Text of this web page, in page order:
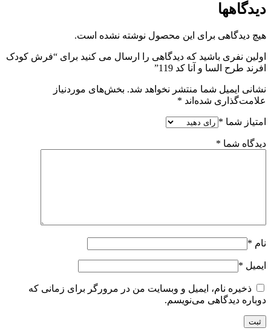
دیدگاهها
هیچ دیدگاهی برای این محصول نوشته نشده است.
اولین نفری باشید که دیدگاهی را ارسال می کنید برای “فرش کودک
افرند طرح السا و آنا کد 119”
نشانی ایمیل شما منتشر نخواهد شد. بخش‌های موردنیاز
علامت‌گذاری شده‌اند *
امتیاز شما *
دیدگاه شما *
نام *
ایمیل *
ذخیره نام، ایمیل و وبسایت من در مرورگر برای زمانی که
دوباره دیدگاهی می‌نویسم.